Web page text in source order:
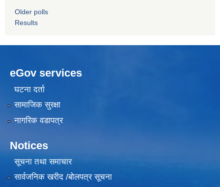
Older polls
Results
eGov services
घटना दर्ता
सामाजिक सुरक्षा
नागरिक वडापत्र
Notices
सूचना तथा समाचार
सार्वजनिक खरीद /बोलपत्र सूचना